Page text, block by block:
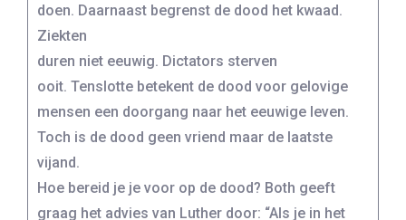
doen. Daarnaast begrenst de dood het kwaad.
Ziekten
duren niet eeuwig. Dictators sterven
ooit. Tenslotte betekent de dood voor gelovige
mensen een doorgang naar het eeuwige leven.
Toch is de dood geen vriend maar de laatste
vijand.
Hoe bereid je je voor op de dood? Both geeft
graag het advies van Luther door: “Als je in het